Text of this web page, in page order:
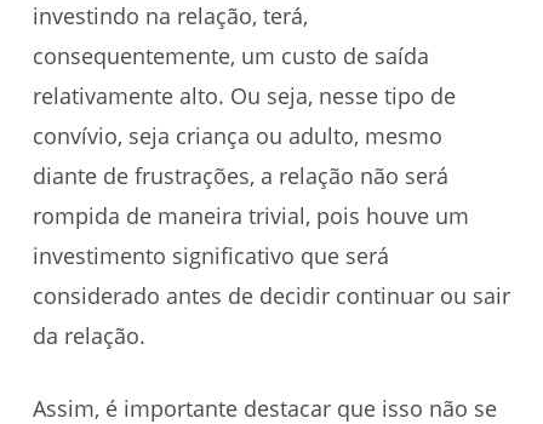
investindo na relação, terá,
consequentemente, um custo de saída
relativamente alto. Ou seja, nesse tipo de
convívio, seja criança ou adulto, mesmo
diante de frustrações, a relação não será
rompida de maneira trivial, pois houve um
investimento significativo que será
considerado antes de decidir continuar ou sair
da relação.
Assim, é importante destacar que isso não se